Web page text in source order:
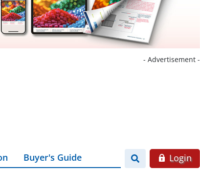
- Advertisement -
Buyer's Guide Login